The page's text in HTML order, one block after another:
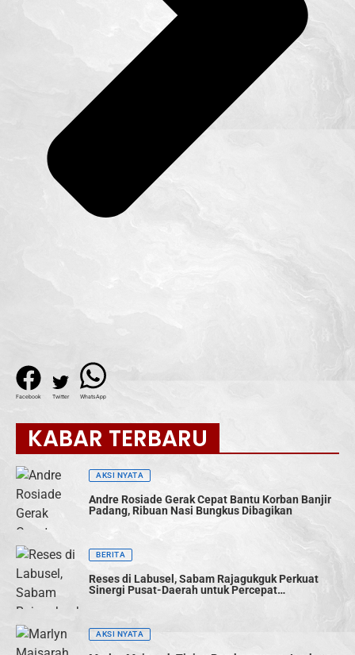
Facebook Twitter WhatsApp
KABAR TERBARU
AKSI NYATA
Andre Rosiade Gerak Cepat Bantu Korban Banjir
Padang, Ribuan Nasi Bungkus Dibagikan
BERITA
Reses di Labusel, Sabam Rajagukguk Perkuat
Sinergi Pusat-Daerah untuk Percepat
AKSI NYATA